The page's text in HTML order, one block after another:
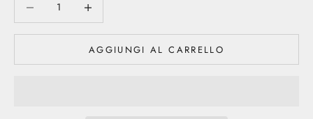
AGGIUNGI AL CARRELLO